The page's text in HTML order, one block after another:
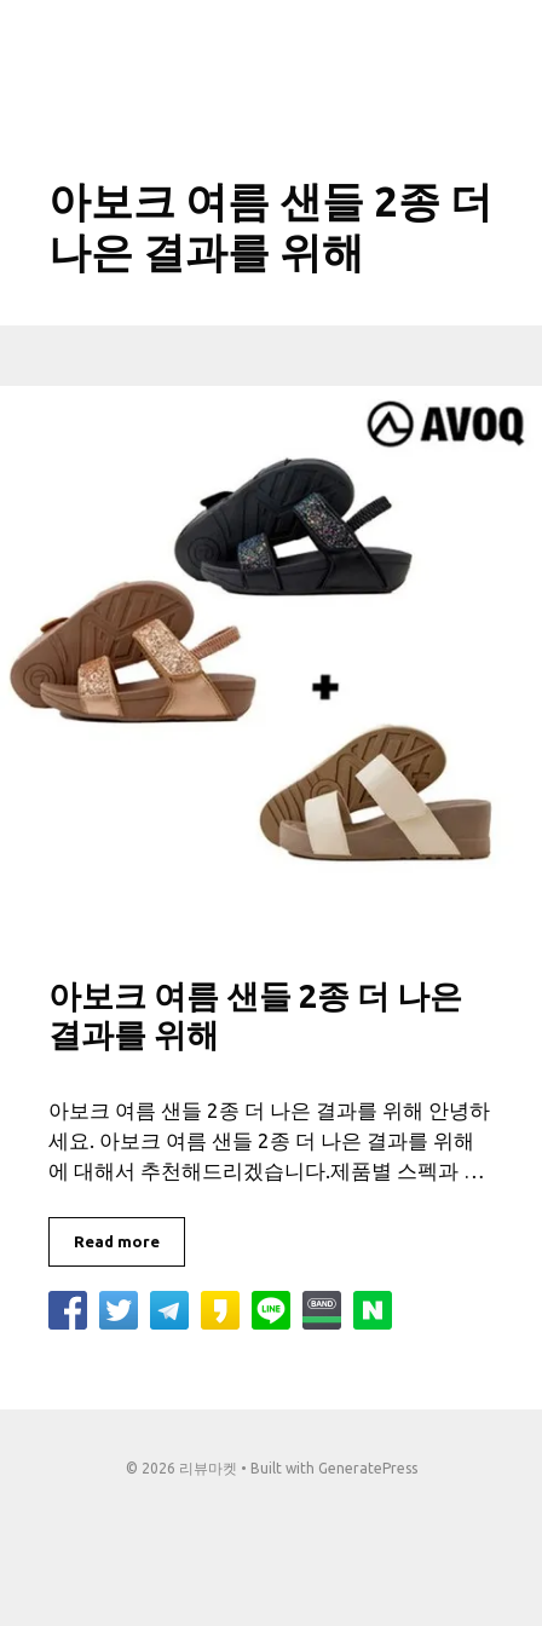
아보크 여름 샌들 2종 더
나은 결과를 위해
아보크 여름 샌들 2종 더 나은
결과를 위해
아보크 여름 샌들 2종 더 나은 결과를 위해 안녕하
세요. 아보크 여름 샌들 2종 더 나은 결과를 위해
에 대해서 추천해드리겠습니다.제품별 스펙과 …
Read more
© 2026 리뷰마켓 • Built with GeneratePress